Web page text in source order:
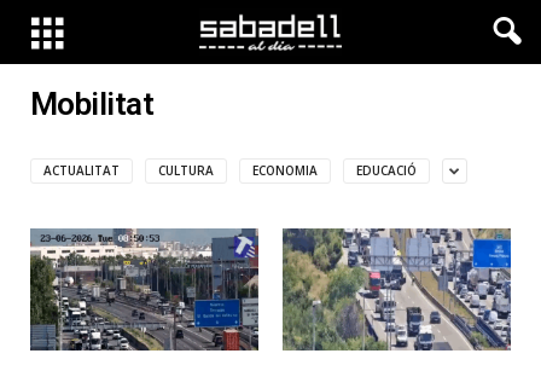
Mobilitat
ACTUALITAT CULTURA ECONOMIA EDUCACIÓ